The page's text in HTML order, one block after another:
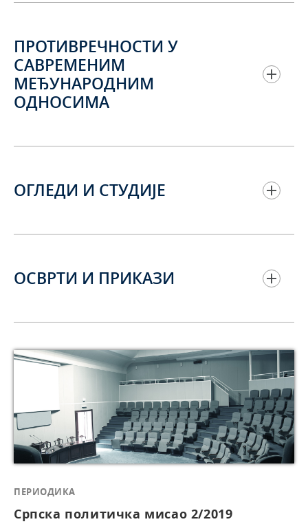
ПРОТИВРЕЧНОСТИ У
САВРЕМЕНИМ
МЕЂУНАРОДНИМ
ОДНОСИМА
ОГЛЕДИ И СТУДИЈЕ
ОСВРТИ И ПРИКАЗИ
ПЕРИОДИКА
Српска политичка мисао 2/2019